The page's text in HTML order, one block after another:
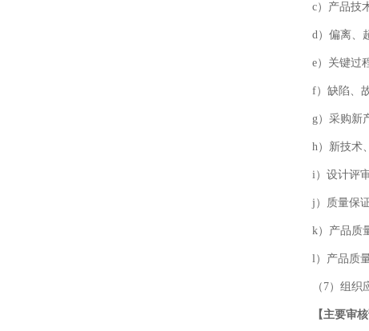
c）产品技
d）偏离、
e）关键过
f）缺陷、
g）采购新
h）新技术
i）设计评
j）质量保
k）产品质
l）产品质
（7）组
【主要审